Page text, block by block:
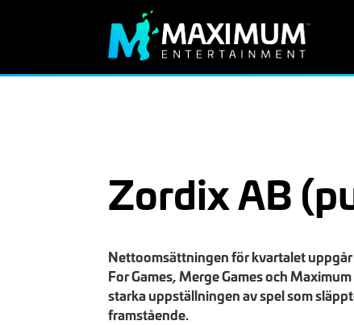
Zordix AB
Nettoomsättningen för kvartalet
For Games, Merge Games och
starka uppställningen av spel som
framstående.